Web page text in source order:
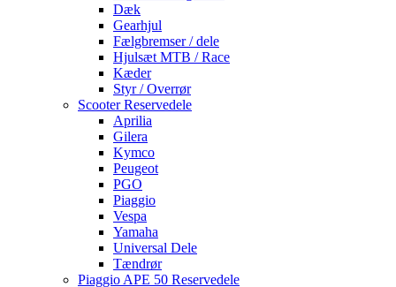
Dæk
Gearhjul
Fælgbremser / dele
Hjulsæt MTB / Race
Kæder
Styr / Overrør
Scooter Reservedele
Aprilia
Gilera
Kymco
Peugeot
PGO
Piaggio
Vespa
Yamaha
Universal Dele
Tændrør
Piaggio APE 50 Reservedele